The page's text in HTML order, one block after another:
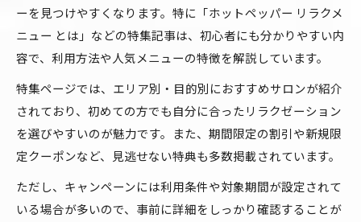
ーを見つけやすくなります。特に「ホットペッパー リラクメ
ニュー とは」などの特集記事は、初心者にも分かりやすい内
容で、利用方法や人気メニューの特徴を解説しています。
特集ページでは、エリア別・目的別におすすめサロンが紹介
されており、初めての方でも自分に合ったリラクゼーション
を選びやすいのが魅力です。また、期間限定の割引や新規限
定クーポンなど、見逃せない特典も多数掲載されています。
ただし、キャンペーンには利用条件や対象期間が設定されて
いる場合が多いので、事前に詳細をしっかり確認することが